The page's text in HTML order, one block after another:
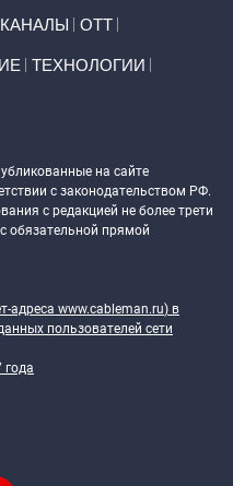
ОТТ
ТЕХНОЛОГИИ
на сайте
с законодательством РФ.
с редакцией не более трети
обязательной прямой
адреса www.cableman.ru) в
пользователей сети
года